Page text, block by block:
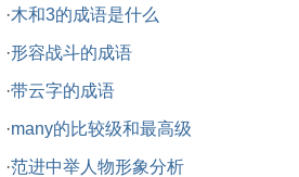
·木和3的成语是什么
·形容战斗的成语
·带云字的成语
·many的比较级和最高级
·范进中举人物形象分析